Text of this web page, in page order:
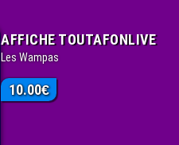
AFFICHE TOUTAFONLIVE
Les Wampas
10.00€